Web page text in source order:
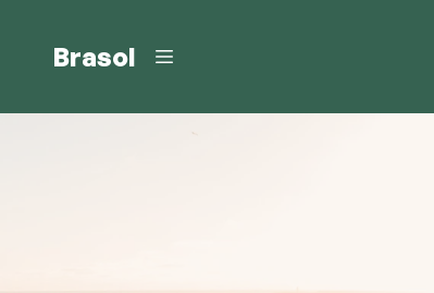
Brasol